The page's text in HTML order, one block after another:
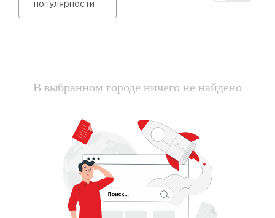
популярности
В выбранном городе ничего не найдено